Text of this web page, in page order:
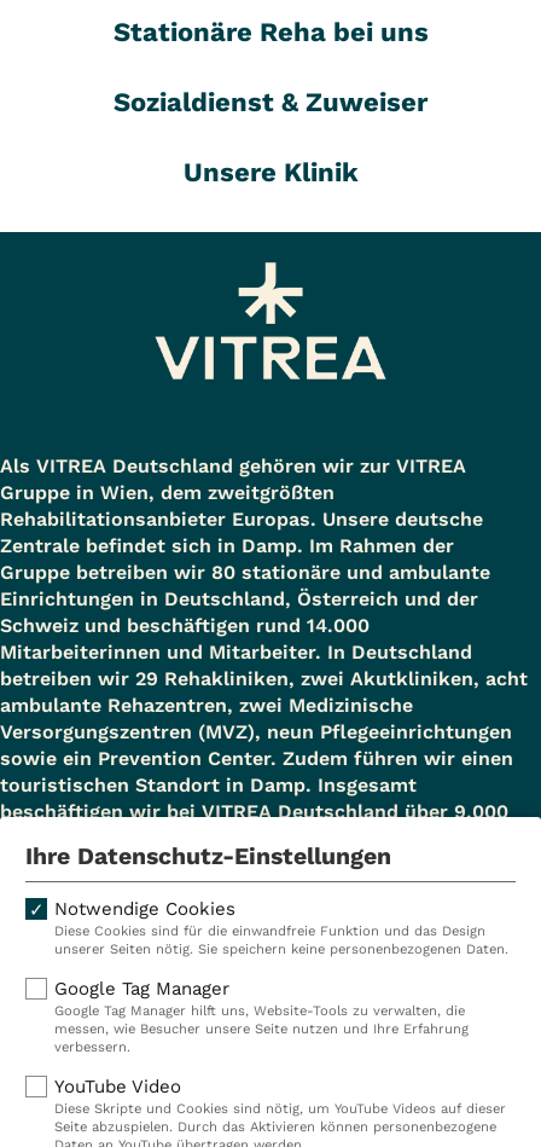
Stationäre Reha bei uns
Sozialdienst & Zuweiser
Unsere Klinik
Als VITREA Deutschland gehören wir zur VITREA
Gruppe in Wien, dem zweitgrößten
Rehabilitationsanbieter Europas. Unsere deutsche
Zentrale befindet sich in Damp. Im Rahmen der
Gruppe betreiben wir 80 stationäre und ambulante
Einrichtungen in Deutschland, Österreich und der
Schweiz und beschäftigen rund 14.000
Mitarbeiterinnen und Mitarbeiter. In Deutschland
betreiben wir 29 Rehakliniken, zwei Akutkliniken, acht
ambulante Rehazentren, zwei Medizinische
Versorgungszentren (MVZ), neun Pflegeeinrichtungen
sowie ein Prevention Center. Zudem führen wir einen
touristischen Standort in Damp. Insgesamt
beschäftigen wir bei VITREA Deutschland über 9.000
Kliniken
Ambulant
Reha
Prävention
Karriere
VITREA Deutschland
Ihre Datenschutz-Einstellungen
Notwendige Cookies
Diese Cookies sind für die einwandfreie Funktion und das Design
unserer Seiten nötig. Sie speichern keine personenbezogenen Daten.
Google Tag Manager
Google Tag Manager hilft uns, Website-Tools zu verwalten, die
messen, wie Besucher unsere Seite nutzen und Ihre Erfahrung
verbessern.
YouTube Video
Diese Skripte und Cookies sind nötig, um YouTube Videos auf dieser
Seite abzuspielen. Durch das Aktivieren können personenbezogene